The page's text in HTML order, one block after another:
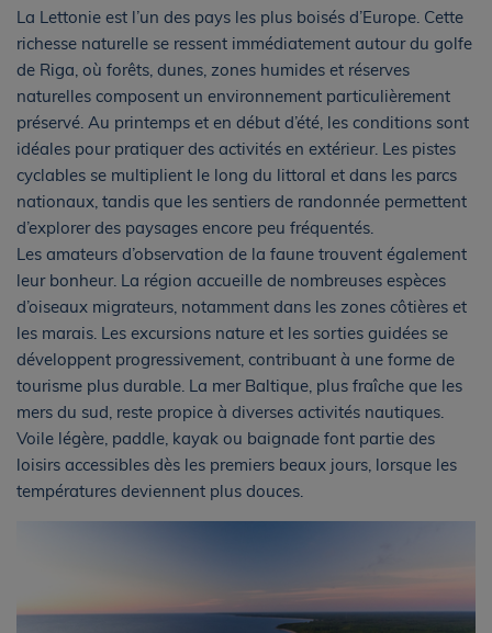
La Lettonie est l’un des pays les plus boisés d’Europe. Cette
richesse naturelle se ressent immédiatement autour du golfe
de Riga, où forêts, dunes, zones humides et réserves
naturelles composent un environnement particulièrement
préservé. Au printemps et en début d’été, les conditions sont
idéales pour pratiquer des activités en extérieur. Les pistes
cyclables se multiplient le long du littoral et dans les parcs
nationaux, tandis que les sentiers de randonnée permettent
d’explorer des paysages encore peu fréquentés.
Les amateurs d’observation de la faune trouvent également
leur bonheur. La région accueille de nombreuses espèces
d’oiseaux migrateurs, notamment dans les zones côtières et
les marais. Les excursions nature et les sorties guidées se
développent progressivement, contribuant à une forme de
tourisme plus durable. La mer Baltique, plus fraîche que les
mers du sud, reste propice à diverses activités nautiques.
Voile légère, paddle, kayak ou baignade font partie des
loisirs accessibles dès les premiers beaux jours, lorsque les
températures deviennent plus douces.